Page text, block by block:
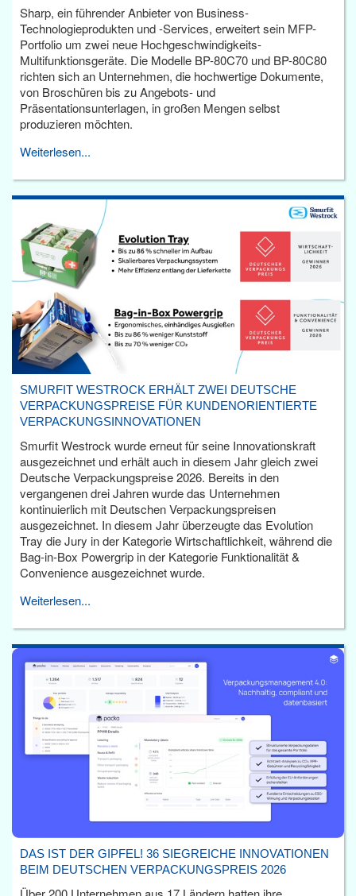
Sharp, ein führender Anbieter von Business-
Technologieprodukten und -Services, erweitert sein MFP-
Portfolio um zwei neue Hochgeschwindigkeits-
Multifunktionsgeräte. Die Modelle BP-80C70 und BP-80C80
richten sich an Unternehmen, die hochwertige Dokumente,
von Broschüren bis zu Angebots- und
Präsentationsunterlagen, in großen Mengen selbst
produzieren möchten.
Weiterlesen...
SMURFIT WESTROCK ERHÄLT ZWEI DEUTSCHE
VERPACKUNGSPREISE FÜR KUNDENORIENTIERTE
VERPACKUNGSINNOVATIONEN
Smurfit Westrock wurde erneut für seine Innovationskraft
ausgezeichnet und erhält auch in diesem Jahr gleich zwei
Deutsche Verpackungspreise 2026. Bereits in den
vergangenen drei Jahren wurde das Unternehmen
kontinuierlich mit Deutschen Verpackungspreisen
ausgezeichnet. In diesem Jahr überzeugte das Evolution
Tray die Jury in der Kategorie Wirtschaftlichkeit, während die
Bag-in-Box Powergrip in der Kategorie Funktionalität &
Convenience ausgezeichnet wurde.
Weiterlesen...
DAS IST DER GIPFEL! 36 SIEGREICHE INNOVATIONEN
BEIM DEUTSCHEN VERPACKUNGSPREIS 2026